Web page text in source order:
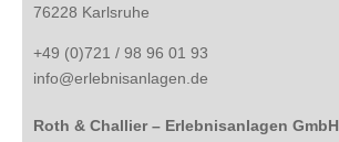
76228 Karlsruhe
+49 (0)721 / 98 96 01 93
info@erlebnisanlagen.de
Roth & Challier – Erlebnisanlagen GmbH